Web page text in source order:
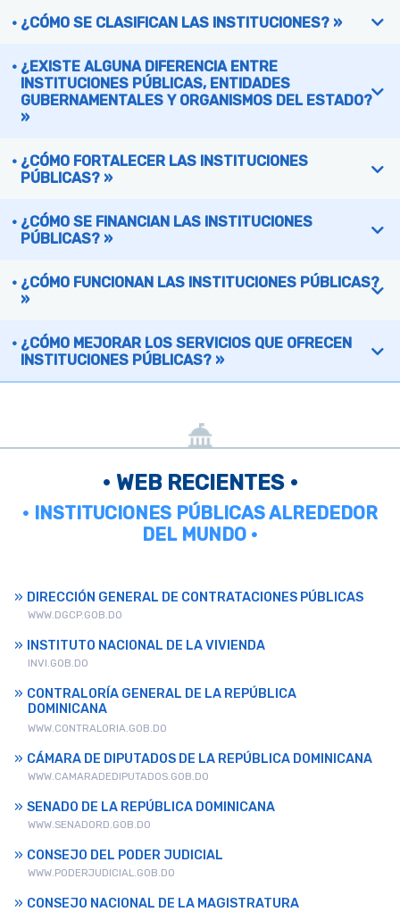
¿CÓMO SE CLASIFICAN LAS INSTITUCIONES? »
¿EXISTE ALGUNA DIFERENCIA ENTRE
INSTITUCIONES PÚBLICAS, ENTIDADES
GUBERNAMENTALES Y ORGANISMOS DEL ESTADO?
»
¿CÓMO FORTALECER LAS INSTITUCIONES
PÚBLICAS? »
¿CÓMO SE FINANCIAN LAS INSTITUCIONES
PÚBLICAS? »
¿CÓMO FUNCIONAN LAS INSTITUCIONES PÚBLICAS?
»
¿CÓMO MEJORAR LOS SERVICIOS QUE OFRECEN
INSTITUCIONES PÚBLICAS? »
• WEB RECIENTES •
• INSTITUCIONES PÚBLICAS ALREDEDOR
DEL MUNDO •
DIRECCIÓN GENERAL DE CONTRATACIONES PÚBLICAS
WWW.DGCP.GOB.DO
INSTITUTO NACIONAL DE LA VIVIENDA
INVI.GOB.DO
CONTRALORÍA GENERAL DE LA REPÚBLICA
DOMINICANA
WWW.CONTRALORIA.GOB.DO
CÁMARA DE DIPUTADOS DE LA REPÚBLICA DOMINICANA
WWW.CAMARADEDIPUTADOS.GOB.DO
SENADO DE LA REPÚBLICA DOMINICANA
WWW.SENADORD.GOB.DO
CONSEJO DEL PODER JUDICIAL
WWW.PODERJUDICIAL.GOB.DO
CONSEJO NACIONAL DE LA MAGISTRATURA